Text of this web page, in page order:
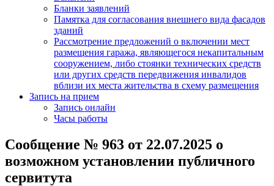
Бланки заявлений
Памятка для согласования внешнего вида фасадов
зданий
Рассмотрение предложений о включении мест
размещения гаража, являющегося некапитальным
сооружением, либо стоянки технических средств
или других средств передвижения инвалидов
вблизи их места жительства в схему размещения
Запись на прием
Запись онлайн
Часы работы
Сообщение № 963 от 22.07.2025 о
возможном установлении публичного
сервитута